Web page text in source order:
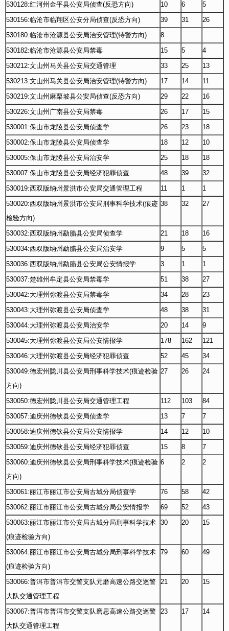
530128:红河州金平县公安局侦查(反恐方向) 10 6
5
530156:临沧市临翔区公安分局侦查(反恐方向)
39 31
26
530180:临沧市沧源县公安局治安管理(特警方向)
8
530182:临沧市沧源县公安局禁毒
15 5
4
530212:文山州马关县公安局交通管理
33 25
13
530213:文山州马关县公安局治安管理(特警方向)
17 14
11
530219:文山州麻栗坡县公安局侦查(反恐方向)
29 22
16
530226:文山州广南县公安局禁毒
26 17
15
530001:保山市龙陵县公安局侦查学
26 23
18
530002:保山市龙陵县公安局侦查学
18 12
10
530005:保山市龙陵县公安局治安学
25 18
18
530007:保山市龙陵县公安局经济犯罪侦查
48 39
32
530019:西双版纳州景洪市公安局交通管理工程
11 1
1
530020:西双版纳州景洪市公安局刑事科学技术(痕迹
检验方向)
38 32 27
530032:西双版纳州勐腊县公安局侦查学 21 18
16
530034:西双版纳州勐腊县公安局治安学
9 5
5
530036:西双版纳州勐腊县公安局公安情报学
3 1
1
530037:楚雄州牟定县公安局禁毒学
51 38
27
530042:大理州弥渡县公安局禁毒学
34 28
23
530043:大理州弥渡县公安局侦查学
48 38
31
530044:大理州弥渡县公安局治安学
20 14
9
530045:大理州弥渡县公安局公安情报学
178 162
121
530046:大理州弥渡县公安局经济犯罪侦查
52 45
34
530049:德宏州陇川县公安局刑事科学技术(痕迹检验
方向)
27 26 24
530050:德宏州陇川县公安局交通管理工程 112 103
84
530057:迪庆州德钦县公安局侦查学
13 7
7
530058:迪庆州德钦县公安局公安情报学
14 12
10
530059:迪庆州德钦县公安局经济犯罪侦查
15 8
7
530060:迪庆州德钦县公安局刑事科学技术(痕迹检验
方向)
6 2 2
530061:丽江市丽江市公安局古城分局侦查学 76 58
42
530062:丽江市丽江市公安局古城分局公安情报学
69 52
43
530063:丽江市丽江市公安局古城分局刑事科学技术
(痕迹检验方向)
30 20 15
530064:丽江市丽江市公安局古城分局刑事科学技术
(痕迹检验方向)
79 60 49
530066:普洱市普洱市交警支队元磨高速公路交巡警
大队交通管理工程
21 20 15
530067:普洱市普洱市交警支队磨思高速公路交巡警
大队交通管理工程
23 17 14